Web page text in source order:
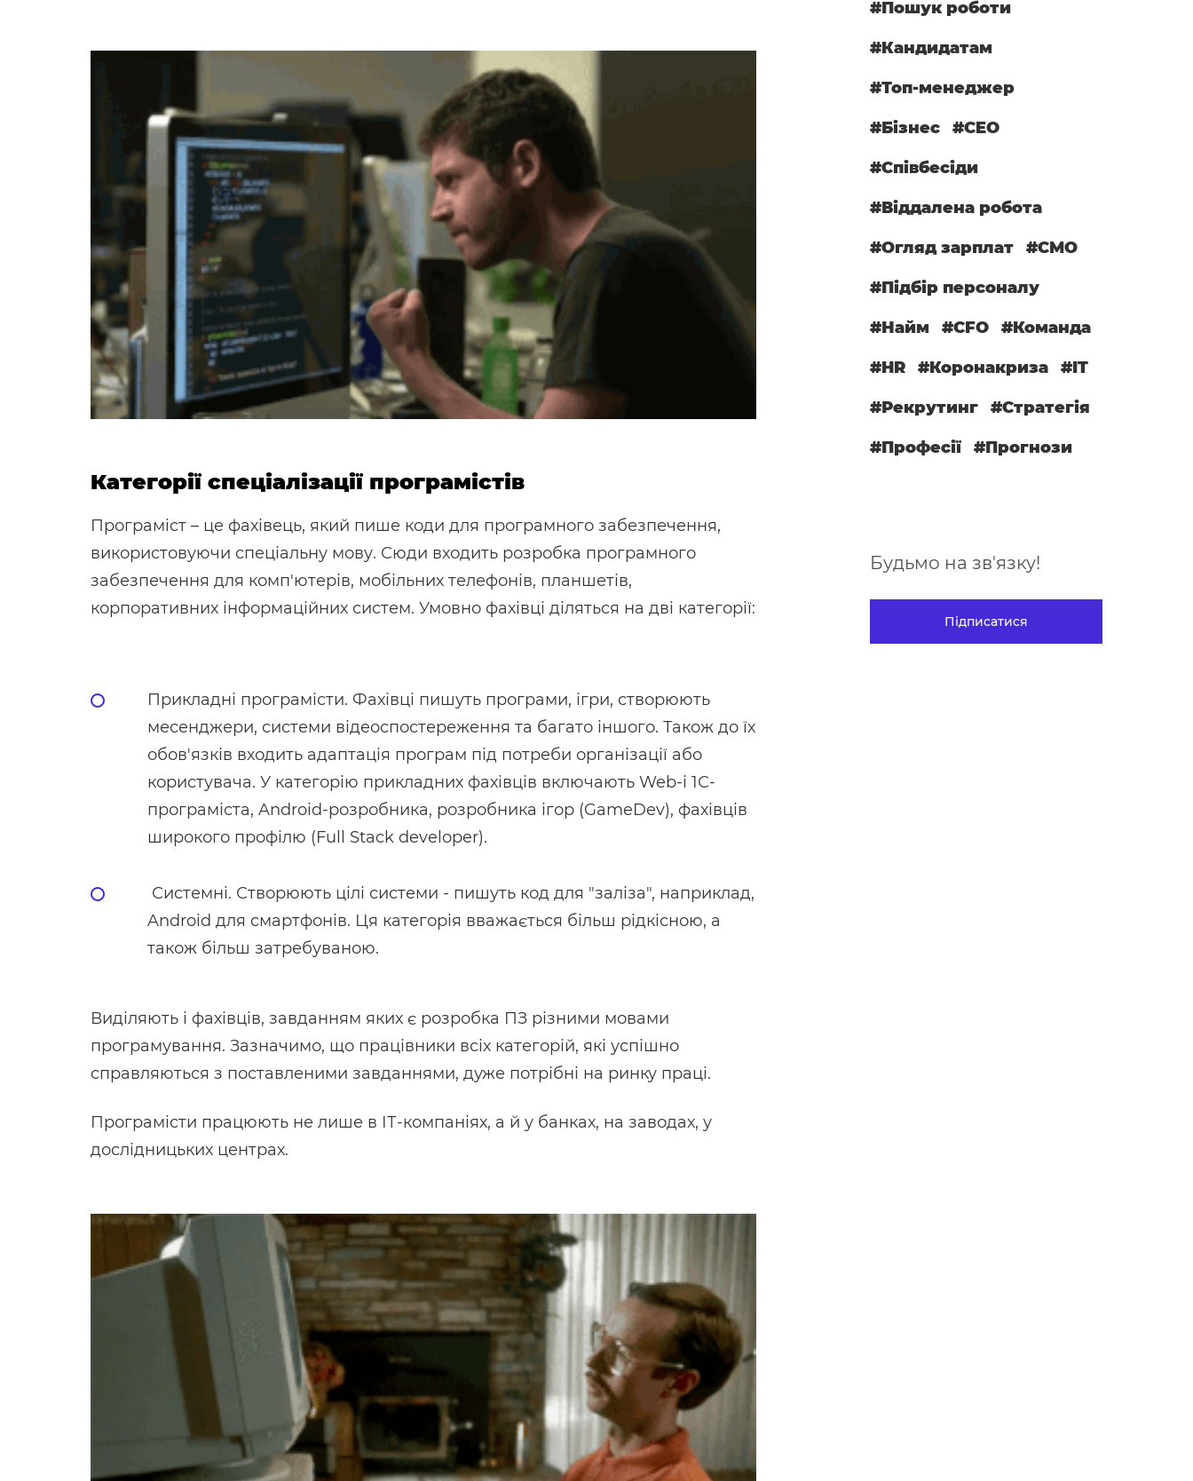
Категорії спеціалізації програмістів
Програміст – це фахівець, який пише коди для програмного забезпечення,
використовуючи спеціальну мову. Сюди входить розробка програмного
забезпечення для комп'ютерів, мобільних телефонів, планшетів,
корпоративних інформаційних систем. Умовно фахівці діляться на дві категорії:
Прикладні програмісти. Фахівці пишуть програми, ігри, створюють
месенджери, системи відеоспостереження та багато іншого. Також до їх
обов'язків входить адаптація програм під потреби організації або
користувача. У категорію прикладних фахівців включають Web-і 1С-
програміста, Android-розробника, розробника ігор (GameDev), фахівців
широкого профілю (Full Stack developer).
Системні. Створюють цілі системи - пишуть код для "заліза", наприклад,
Android для смартфонів. Ця категорія вважається більш рідкісною, а
також більш затребуваною.
Виділяють і фахівців, завданням яких є розробка ПЗ різними мовами
програмування. Зазначимо, що працівники всіх категорій, які успішно
справляються з поставленими завданнями, дуже потрібні на ринку праці.
Програмісти працюють не лише в ІТ-компаніях, а й у банках, на заводах, у
дослідницьких центрах.
#Пошук роботи
#Кандидатам
#Топ-менеджер
#Бізнес #CEO
#Співбесіди
#Віддалена робота
#Огляд зарплат #СМО
#Підбір персоналу
#Найм #CFO #Команда
#HR #Коронакриза #IT
#Рекрутинг #Стратегія
#Професії #Прогнози
Будьмо на зв'язку!
Підписатися